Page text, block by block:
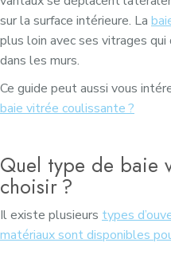
sur la surface intérieure. La
plus loin avec ses vitrages
dans les murs.
Ce guide peut aussi vous
baie vitrée coulissante ?
Quel type de baie
choisir ?
Il existe plusieurs types
matériaux sont disponibles